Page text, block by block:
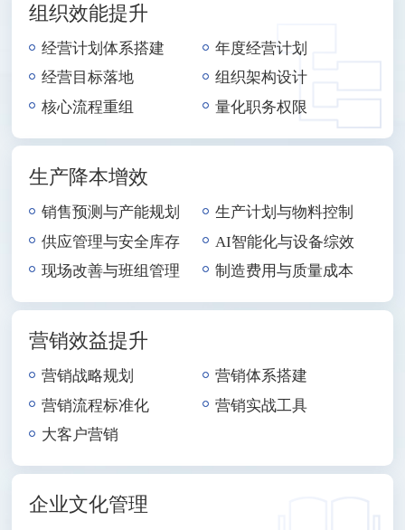
组织效能提升
经营计划体系搭建
年度经营计划
经营目标落地
组织架构设计
核心流程重组
量化职务权限
生产降本增效
销售预测与产能规划
生产计划与物料控制
供应管理与安全库存
AI智能化与设备综效
现场改善与班组管理
制造费用与质量成本
营销效益提升
营销战略规划
营销体系搭建
营销流程标准化
营销实战工具
大客户营销
企业文化管理